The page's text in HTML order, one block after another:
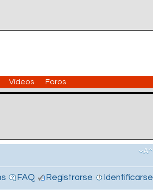
Vídeos Foros
FAQ Registrarse Identificarse